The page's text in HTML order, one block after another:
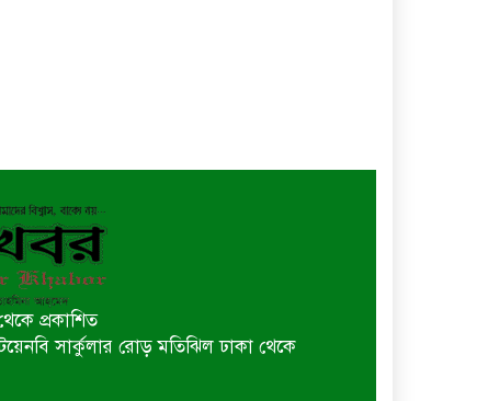
প্রকাশিত
সার্কুলার রোড় মতিঝিল ঢাকা থেকে